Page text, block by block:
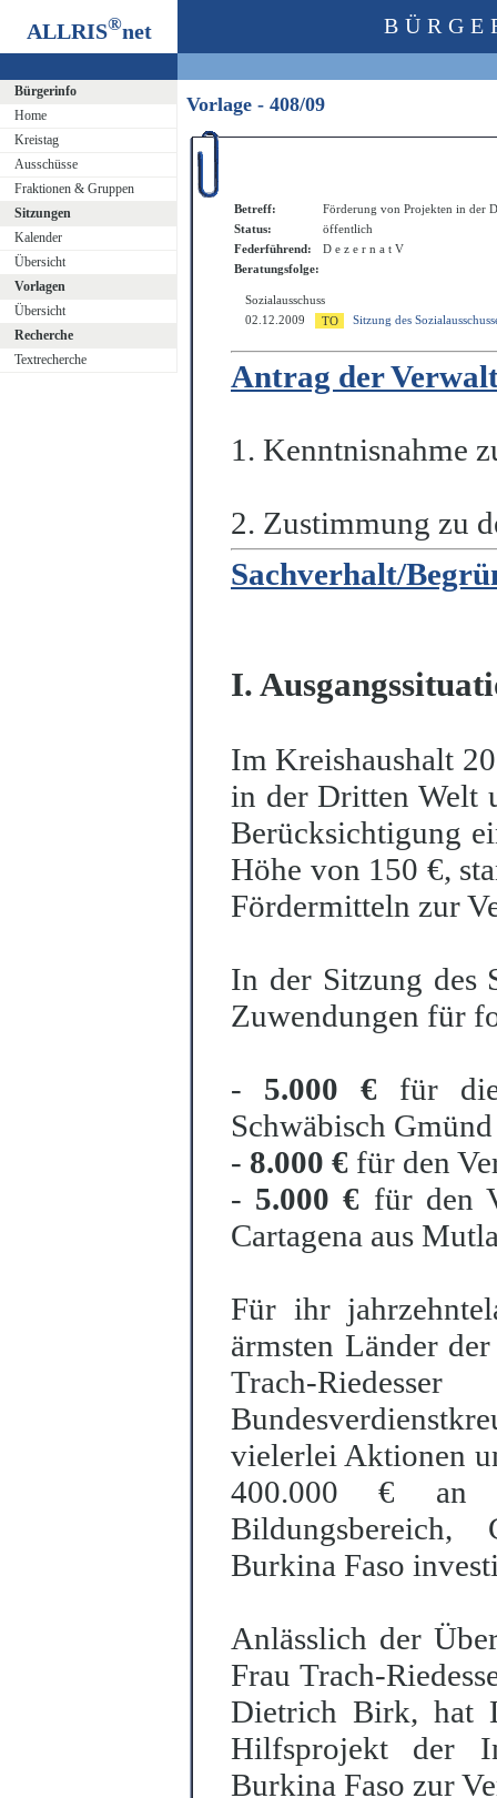
ALLRIS®net
Bürgerinfo
Home
Kreistag
Ausschüsse
Fraktionen & Gruppen
Sitzungen
Kalender
Übersicht
Vorlagen
Übersicht
Recherche
Textrecherche
Vorlage - 408/09
Betreff:
Förderung von Projekten in der
Status:
öffentlich
Federführend:
D e z e r n a t V
Beratungsfolge:
Sozialausschuss
02.12.2009
Sitzung des
Antrag der
1. Kenntnisnahme
2. Zustimmung zu
Sachverhalt/
I.
Im Kreishaushalt
in der Dritten Welt
Berücksichtigung
Höhe von 150 €,
Fördermitteln zur
In der Sitzung des
Zuwendungen für
- 5.000 € für
Schwäbisch Gmünd
- 8.000 € für den
- 5.000 € für den
Cartagena aus
Für ihr
ärmsten Länder
Trach-
vielerlei Aktionen
400.000 € an
Burkina Faso
Anlässlich der
Frau Trach-
Dietrich Birk, hat
Hilfsprojekt der
Burkina Faso zur